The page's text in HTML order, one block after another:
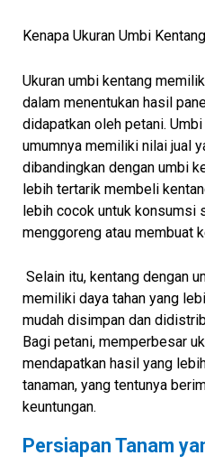
Kenapa Ukuran Umbi
Ukuran umbi kentang
dalam menentukan hasil
didapatkan oleh petani.
umumnya memiliki nilai jual
dibandingkan dengan umbi
lebih tertarik membeli
lebih cocok untuk konsumsi
menggoreng atau membuat
Selain itu, kentang dengan
memiliki daya tahan yang
mudah disimpan dan
Bagi petani, memperbesar
mendapatkan hasil yang
tanaman, yang tentunya
keuntungan.
Persiapan Tanam